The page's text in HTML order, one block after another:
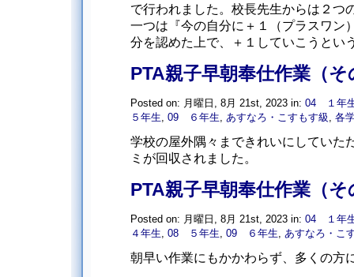
で行われました。校長先生からは２つ
一つは『今の自分に＋１（プラスワン
分を認めた上で、＋１していこうとい
PTA親子早朝奉仕作業（そ
Posted on: 月曜日, 8月 21st, 2023 in: 04 １年
５年生 09 ６年生 あすなろ・こすもす級 各
学校の屋外隅々まできれいにしていた
ミが回収されました。
PTA親子早朝奉仕作業（そ
Posted on: 月曜日, 8月 21st, 2023 in: 04 １年
４年生 08 ５年生 09 ６年生 あすなろ・こ
朝早い作業にもかかわらず、多くの方